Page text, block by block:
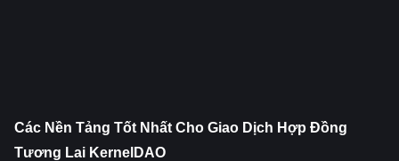
Các Nền Tảng Tốt Nhất Cho Giao Dịch Hợp Đồng
Tương Lai KernelDAO